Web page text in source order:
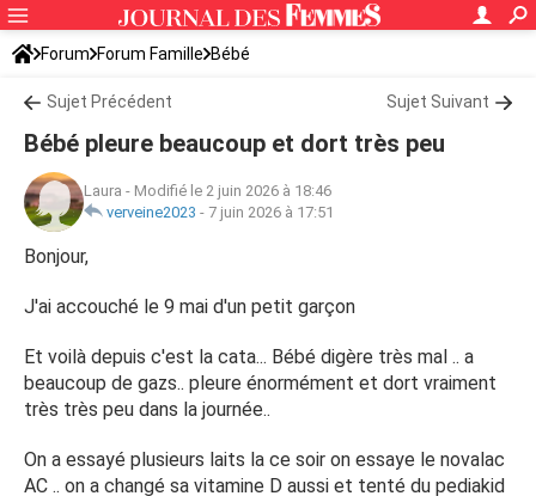
Forum Forum Famille Bébé
Sujet Précédent Sujet Suivant
Bébé pleure beaucoup et dort très peu
Laura - Modifié le 2 juin 2026 à 18:46
verveine2023 - 7 juin 2026 à 17:51
Bonjour,
J'ai accouché le 9 mai d'un petit garçon
Et voilà depuis c'est la cata... Bébé digère très mal .. a
beaucoup de gazs.. pleure énormément et dort vraiment
très très peu dans la journée..
On a essayé plusieurs laits la ce soir on essaye le novalac
AC .. on a changé sa vitamine D aussi et tenté du pediakid